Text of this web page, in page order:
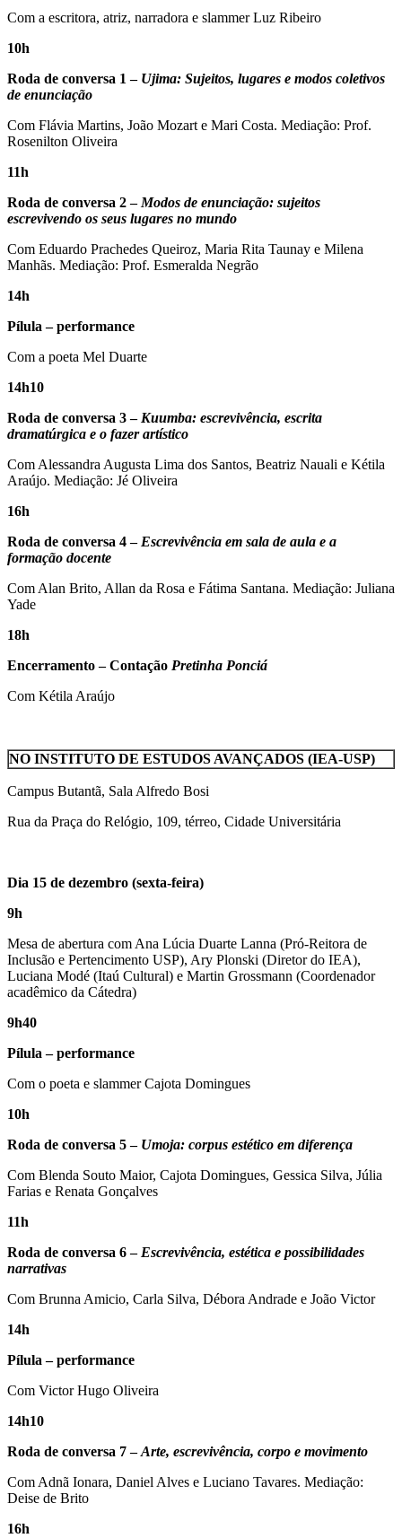
Com a escritora, atriz, narradora e slammer Luz Ribeiro
10h
Roda de conversa 1 –Ujima: Sujeitos, lugares e modos coletivos
de enunciação
Com Flávia Martins, João Mozart e Mari Costa. Mediação: Prof.
Rosenilton Oliveira
11h
Roda de conversa 2 –Modos de enunciação: sujeitos
escrevivendo os seus lugares no mundo
Com Eduardo Prachedes Queiroz, Maria Rita Taunay e Milena
Manhãs. Mediação: Prof. Esmeralda Negrão
14h
Pílula – performance
Com a poeta Mel Duarte
14h10
Roda de conversa 3 –Kuumba: escrevivência, escrita
dramatúrgica e o fazer artístico
Com Alessandra Augusta Lima dos Santos, Beatriz Nauali e Kétila
Araújo. Mediação: Jé Oliveira
16h
Roda de conversa 4 –Escrevivência em sala de aula e a
formação docente
Com Alan Brito, Allan da Rosa e Fátima Santana. Mediação: Juliana
Yade
18h
Encerramento – Contação Pretinha Ponciá
Com Kétila Araújo
NO INSTITUTO DE ESTUDOS AVANÇADOS (IEA-USP)
Campus Butantã, Sala Alfredo Bosi
Rua da Praça do Relógio, 109, térreo, Cidade Universitária
Dia 15 de dezembro (sexta-feira)
9h
Mesa de abertura com Ana Lúcia Duarte Lanna (Pró-Reitora de
Inclusão e Pertencimento USP), Ary Plonski (Diretor do IEA),
Luciana Modé (Itaú Cultural) e Martin Grossmann (Coordenador
acadêmico da Cátedra)
9h40
Pílula – performance
Com o poeta e slammer Cajota Domingues
10h
Roda de conversa 5 – Umoja: corpus estético em diferença
Com Blenda Souto Maior, Cajota Domingues, Gessica Silva, Júlia
Farias e Renata Gonçalves
11h
Roda de conversa 6 –Escrevivência, estética e possibilidades
narrativas
Com Brunna Amicio, Carla Silva, Débora Andrade e João Victor
14h
Pílula – performance
Com Victor Hugo Oliveira
14h10
Roda de conversa 7 –Arte, escrevivência, corpo e movimento
Com Adnã Ionara, Daniel Alves e Luciano Tavares. Mediação:
Deise de Brito
16h